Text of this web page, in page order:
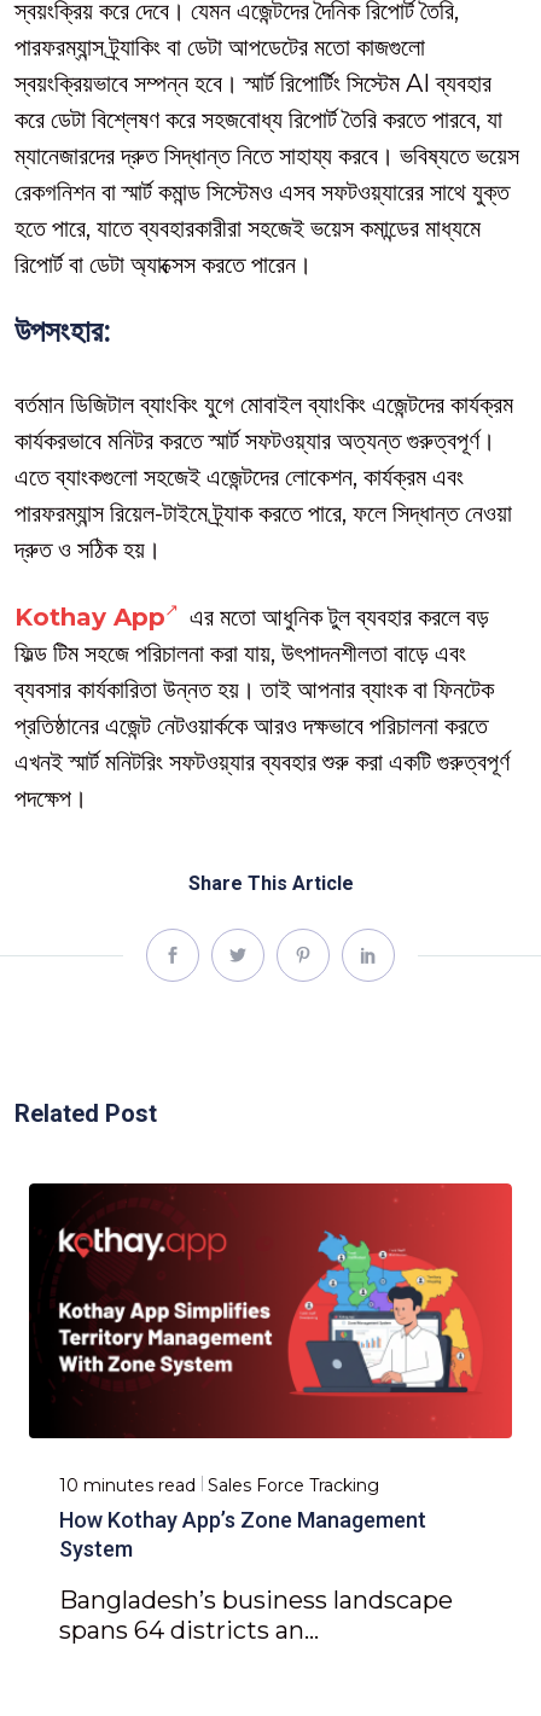
স্বয়ংক্রিয় করে দেবে। যেমন এজেন্টদের দৈনিক রিপোর্ট তৈরি,
পারফরম্যান্স ট্র্যাকিং বা ডেটা আপডেটের মতো কাজগুলো
স্বয়ংক্রিয়ভাবে সম্পন্ন হবে। স্মার্ট রিপোর্টিং সিস্টেম AI ব্যবহার
করে ডেটা বিশ্লেষণ করে সহজবোধ্য রিপোর্ট তৈরি করতে পারবে, যা
ম্যানেজারদের দ্রুত সিদ্ধান্ত নিতে সাহায্য করবে। ভবিষ্যতে ভয়েস
রেকগনিশন বা স্মার্ট কমান্ড সিস্টেমও এসব সফটওয়্যারের সাথে যুক্ত
হতে পারে, যাতে ব্যবহারকারীরা সহজেই ভয়েস কমান্ডের মাধ্যমে
রিপোর্ট বা ডেটা অ্যাক্সেস করতে পারেন।
উপসংহার:
বর্তমান ডিজিটাল ব্যাংকিং যুগে মোবাইল ব্যাংকিং এজেন্টদের কার্যক্রম
কার্যকরভাবে মনিটর করতে স্মার্ট সফটওয়্যার অত্যন্ত গুরুত্বপূর্ণ।
এতে ব্যাংকগুলো সহজেই এজেন্টদের লোকেশন, কার্যক্রম এবং
পারফরম্যান্স রিয়েল-টাইমে ট্র্যাক করতে পারে, ফলে সিদ্ধান্ত নেওয়া
দ্রুত ও সঠিক হয়।
Kothay App
এর মতো আধুনিক টুল ব্যবহার করলে বড়
ফিল্ড টিম সহজে পরিচালনা করা যায়, উৎপাদনশীলতা বাড়ে এবং
ব্যবসার কার্যকারিতা উন্নত হয়। তাই আপনার ব্যাংক বা ফিনটেক
প্রতিষ্ঠানের এজেন্ট নেটওয়ার্ককে আরও দক্ষভাবে পরিচালনা করতে
এখনই স্মার্ট মনিটরিং সফটওয়্যার ব্যবহার শুরু করা একটি গুরুত্বপূর্ণ
পদক্ষেপ।
Share This Article
Related Post
10 minutes read Sales Force Tracking
How Kothay App’s Zone Management
System
Bangladesh’s business landscape
spans 64 districts an...